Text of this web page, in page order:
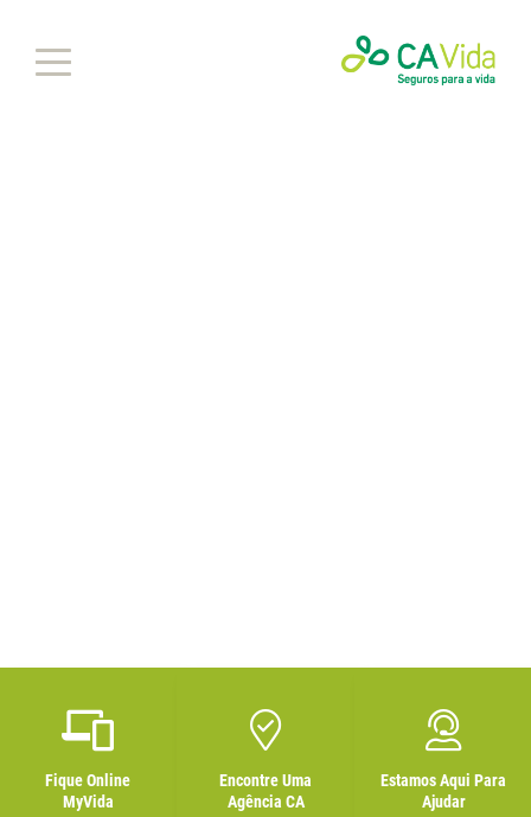
Fique Online
MyVida
Encontre Uma
Agência CA
Estamos Aqui Para
Ajudar